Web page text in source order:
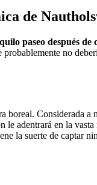
de
paseo después de
no
Considerada
adentrará en la
la suerte de captar